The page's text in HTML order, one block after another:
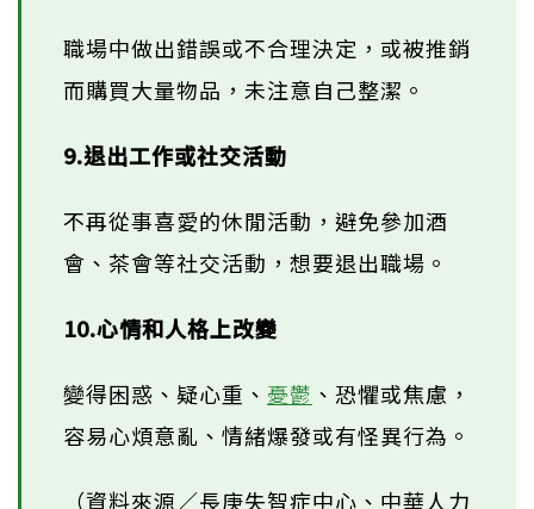
職場中做出錯誤或不合理決定，或被推銷
而購買大量物品，未注意自己整潔。
9.退出工作或社交活動
不再從事喜愛的休閒活動，避免參加酒
會、茶會等社交活動，想要退出職場。
10.心情和人格上改變
變得困惑、疑心重、 憂鬱 、恐懼或焦慮，
容易心煩意亂、情緒爆發或有怪異行為。
（資料來源／長庚失智症中心、中華人力